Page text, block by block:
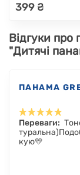
399 ₴
Відгуки про
"Дитячі
ПАНАМА
Переваги:
кую💛